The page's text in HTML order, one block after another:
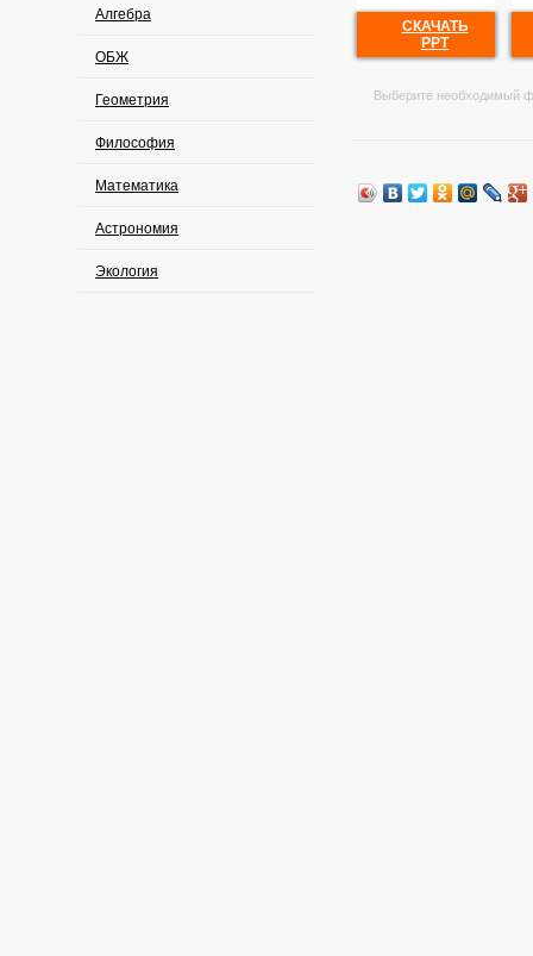
Алгебра
ОБЖ
Геометрия
Философия
Математика
Астрономия
Экология
СКАЧАТЬ
PPT
Выберите необходимый